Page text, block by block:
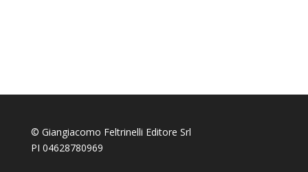
© Giangiacomo Feltrinelli Editore Srl
PI 04628780969